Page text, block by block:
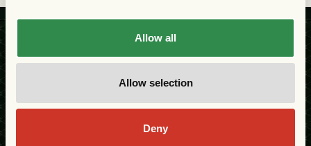
Allow all
Allow selection
Deny